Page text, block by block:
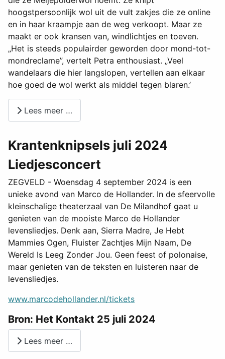
hoogstpersoonlijk wol uit de vult zakjes die ze online
en in haar kraampje aan de weg verkoopt. Maar ze
maakt er ook kransen van, windlichtjes en toeven.
„Het is steeds populairder geworden door mond-tot-
mondreclame”, vertelt Petra enthousiast. „Veel
wandelaars die hier langslopen, vertellen aan elkaar
hoe goed de wol werkt als middel tegen blaren.’
Lees meer …
Krantenknipsels juli 2024
Liedjesconcert
ZEGVELD - Woensdag 4 september 2024 is een
unieke avond van Marco de Hollander. In de sfeervolle
kleinschalige theaterzaal van De Milandhof gaat u
genieten van de mooiste Marco de Hollander
levensliedjes. Denk aan, Sierra Madre, Je Hebt
Mammies Ogen, Fluister Zachtjes Mijn Naam, De
Wereld Is Leeg Zonder Jou. Geen feest of polonaise,
maar genieten van de teksten en luisteren naar de
levensliedjes.
www.marcodehollander.nl/tickets
Bron: Het Kontakt 25 juli 2024
Lees meer …